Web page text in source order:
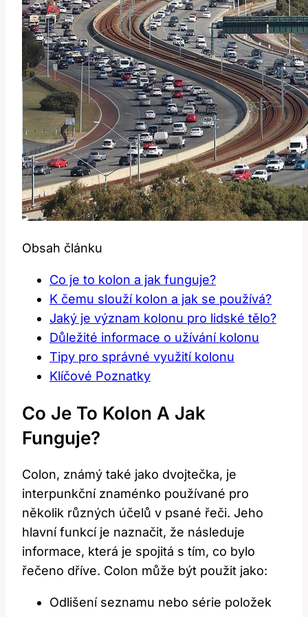
Obsah článku
Co je to kolon a jak funguje?
K čemu slouží kolon a jak se používá?
Jaký je význam kolonu pro lidské tělo?
Důležité informace o užívání kolonu
Tipy pro správné využití kolonu
Klíčové Poznatky
Co Je To Kolon A Jak
Funguje?
Colon, známý také jako dvojtečka, je
interpunkční znaménko používané pro
několik různých účelů v psané řeči. Jeho
hlavní funkcí je naznačit, že následuje
informace, která je spojitá s tím, co bylo
řečeno dříve. Colon může být použit jako:
Odlišení seznamu nebo série položek